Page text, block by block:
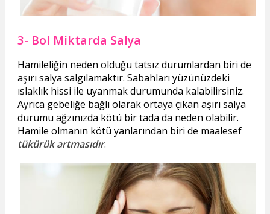
3- Bol Miktarda Salya
Hamileliğin neden olduğu tatsız durumlardan biri de
aşırı salya salgılamaktır. Sabahları yüzünüzdeki
ıslaklık hissi ile uyanmak durumunda kalabilirsiniz.
Ayrıca gebeliğe bağlı olarak ortaya çıkan aşırı salya
durumu ağzınızda kötü bir tada da neden olabilir.
Hamile olmanın kötü yanlarından biri de maalesef
tükürük artmasıdır.